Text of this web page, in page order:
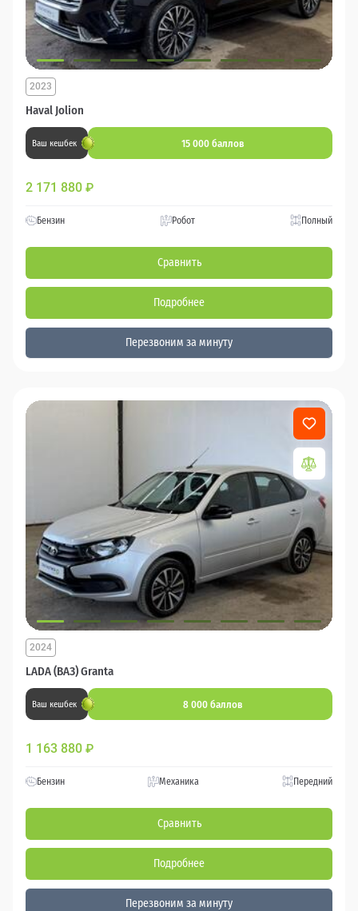
Haval Jolion
2023
Ваш кешбек 15 000 баллов
2 171 880 ₽
Бензин Робот Полный
Сравнить
Подробнее
Перезвоним за минуту
LADA (ВАЗ) Granta
2024
Ваш кешбек 8 000 баллов
1 163 880 ₽
Бензин Механика Передний
Сравнить
Подробнее
Перезвоним за минуту